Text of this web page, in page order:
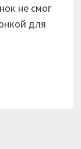
не смог
для